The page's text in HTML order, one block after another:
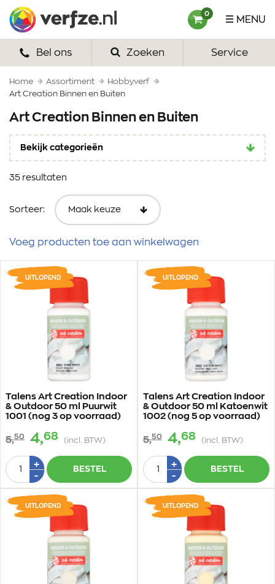
naar
content
MENU
0
HOME
VERF
VERFSETS
TEKENEN
Bel ons Zoeken Service
Home Assortiment
Hobbyverf
Art Creation Binnen en Buiten
Art Creation Binnen en Buiten
Bekijk categorieën
35 resultaten
Sorteer:
Voeg producten toe aan winkelwagen
Talens Art Creation Indoor
& Outdoor 50 ml Puurwit
1001 (nog 3 op voorraad)
5,50 4,68 (incl. BTW)
UITLOPEND
Aantal
+Plus
-Min
1
BESTEL
Talens Art Creation Indoor
& Outdoor 50 ml Katoenwit
1002 (nog 5 op voorraad)
5,50 4,68 (incl. BTW)
UITLOPEND
Aantal
+Plus
-Min
1
BESTEL
UITLOPEND UITLOPEND